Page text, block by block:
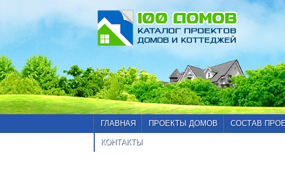
ГЛАВНАЯ ПРОЕКТЫ ДОМОВ СОСТАВ
КОНТАКТЫ